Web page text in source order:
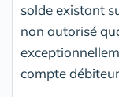
solde existant
non autorisé
compte